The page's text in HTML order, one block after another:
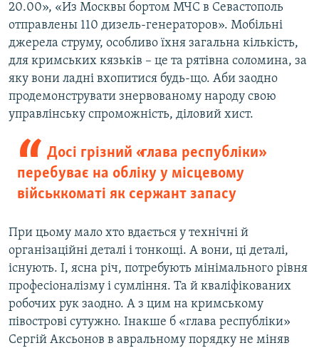
20.00», «Из Москвы бортом МЧС в Севастополь
отправлены 110 дизель-генераторов». Мобільні
джерела струму, особливо їхня загальна кількість,
для кримських кязьків – це та рятівна соломина, за
яку вони ладні вхопитися будь-що. Аби заодно
продемонструвати знервованому народу свою
управлінську спроможність, діловий хист.
Досі грізний «глава республіки»
перебуває на обліку у місцевому
військкоматі як сержант запасу
При цьому мало хто вдається у технічні й
організаційні деталі і тонкощі. А вони, ці деталі,
існують. І, ясна річ, потребують мінімального рівня
професіоналізму і сумління. Та й кваліфікованих
робочих рук заодно. А з цим на кримському
півострові сутужно. Інакше б «глава республіки»
Сергій Аксьонов в авральному порядку не міняв